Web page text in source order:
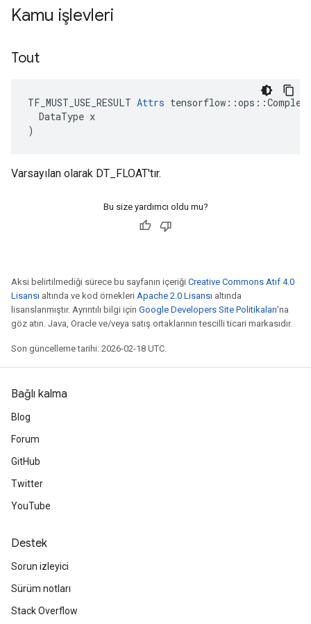
Kamu işlevleri
Tout
TF_MUST_USE_RESULT Attrs
  DataType x
)
Varsayılan olarak DT_FLOAT'tır.
Bu size yardımcı oldu mu?
Aksi belirtilmediği sürece bu sayfanın içeriği Creative Commons Atıf 4.0
Lisansı altında ve kod örnekleri Apache 2.0 Lisansı altında
lisanslanmıştır. Ayrıntılı bilgi için Google Developers Site Politikaları'na
göz atın. Java, Oracle ve/veya satış ortaklarının tescilli ticari markasıdır.
Son güncelleme tarihi: 2026-02-18 UTC.
Bağlı kalma
Blog
Forum
GitHub
Twitter
YouTube
Destek
Sorun izleyici
Sürüm notları
Stack Overflow